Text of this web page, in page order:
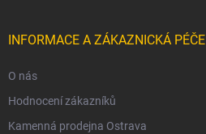
INFORMACE A ZÁKAZNICKÁ PÉČE
O nás
Hodnocení zákazníků
Kamenná prodejna Ostrava